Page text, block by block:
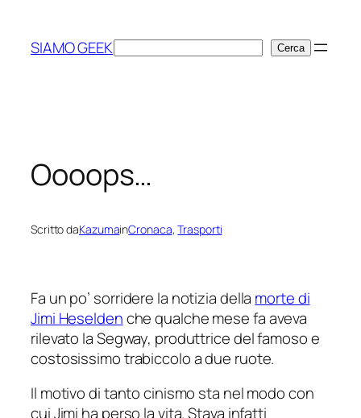
contenuto
SIAMO GEEKCerca Cerca
Oooops…
Scritto daKazumainCronaca, Trasporti
Fa un po’ sorridere la notizia della morte di
Jimi Heseldenche qualche mese fa aveva
rilevato la Segway, produttrice del famoso e
costosissimo trabiccolo a due ruote.
Il motivo di tanto cinismo sta nel modo con
cui Jimi ha perso la vita. Stava infatti